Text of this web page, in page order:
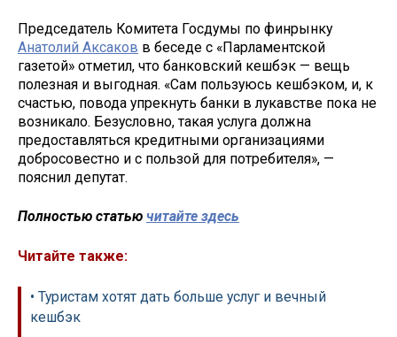
Председатель Комитета Госдумы по финрынку
Анатолий Аксаков в беседе с «Парламентской
газетой» отметил, что банковский кешбэк — вещь
полезная и выгодная. «Сам пользуюсь кешбэком, и, к
счастью, повода упрекнуть банки в лукавстве пока не
возникало. Безусловно, такая услуга должна
предоставляться кредитными организациями
добросовестно и с пользой для потребителя», —
пояснил депутат.
Полностью статью читайте здесь
Читайте также:
• Туристам хотят дать больше услуг и вечный
кешбэк